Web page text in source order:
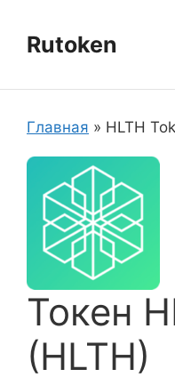
содержимому
Rutoken
Главная » HLTH
Токен
(HLTH)